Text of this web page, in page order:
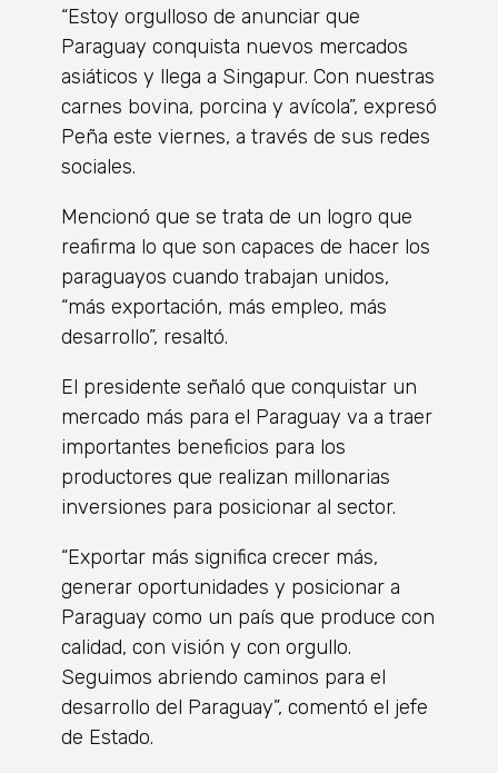
“Estoy orgulloso de anunciar que
Paraguay conquista nuevos mercados
asiáticos y llega a Singapur. Con nuestras
carnes bovina, porcina y avícola”, expresó
Peña este viernes, a través de sus redes
sociales.
Mencionó que se trata de un logro que
reafirma lo que son capaces de hacer los
paraguayos cuando trabajan unidos,
“más exportación, más empleo, más
desarrollo”, resaltó.
El presidente señaló que conquistar un
mercado más para el Paraguay va a traer
importantes beneficios para los
productores que realizan millonarias
inversiones para posicionar al sector.
“Exportar más significa crecer más,
generar oportunidades y posicionar a
Paraguay como un país que produce con
calidad, con visión y con orgullo.
Seguimos abriendo caminos para el
desarrollo del Paraguay”, comentó el jefe
de Estado.